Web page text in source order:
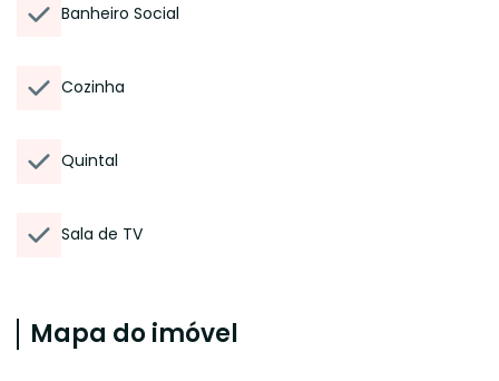
Banheiro Social
Cozinha
Quintal
Sala de TV
Mapa do imóvel